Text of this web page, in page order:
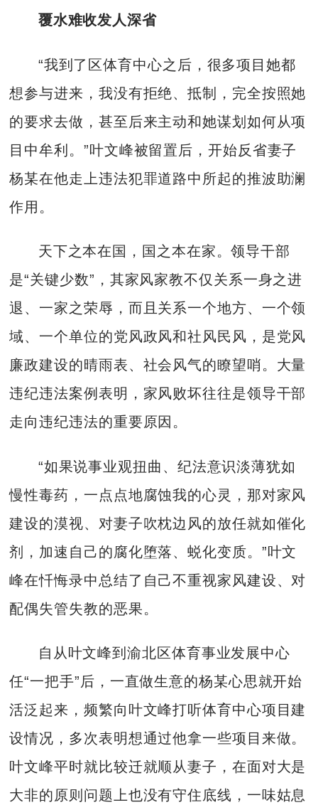
覆水难收发人深省
“我到了区体育中心之后，很多项目她都
想参与进来，我没有拒绝、抵制，完全按照她
的要求去做，甚至后来主动和她谋划如何从项
目中牟利。”叶文峰被留置后，开始反省妻子
杨某在他走上违法犯罪道路中所起的推波助澜
作用。
天下之本在国，国之本在家。领导干部
是“关键少数”，其家风家教不仅关系一身之进
退、一家之荣辱，而且关系一个地方、一个领
域、一个单位的党风政风和社风民风，是党风
廉政建设的晴雨表、社会风气的瞭望哨。大量
违纪违法案例表明，家风败坏往往是领导干部
走向违纪违法的重要原因。
“如果说事业观扭曲、纪法意识淡薄犹如
慢性毒药，一点点地腐蚀我的心灵，那对家风
建设的漠视、对妻子吹枕边风的放任就如催化
剂，加速自己的腐化堕落、蜕化变质。”叶文
峰在忏悔录中总结了自己不重视家风建设、对
配偶失管失教的恶果。
自从叶文峰到渝北区体育事业发展中心
任“一把手”后，一直做生意的杨某心思就开始
活泛起来，频繁向叶文峰打听体育中心项目建
设情况，多次表明想通过他拿一些项目来做。
叶文峰平时就比较迁就顺从妻子，在面对大是
大非的原则问题上也没有守住底线，一味姑息